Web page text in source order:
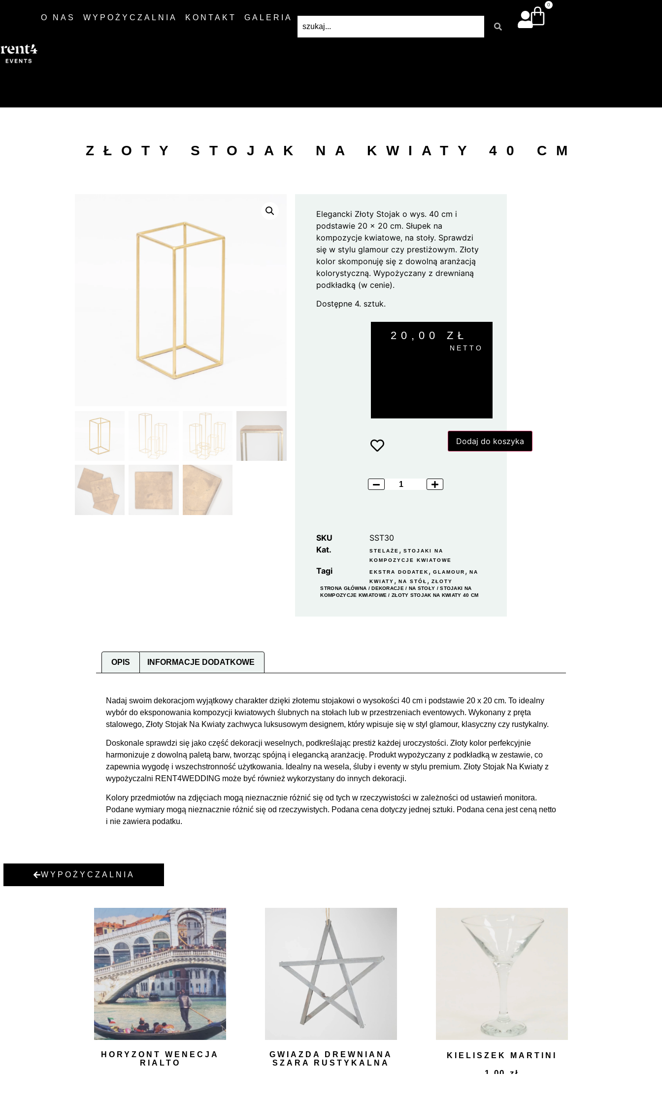
O NAS WYPOŻYCZALNIA KONTAKT GALERIA
0
ZŁOTY STOJAK NA KWIATY 40 CM
Elegancki Złoty Stojak o wys. 40 cm i
podstawie 20 x 20 cm. Słupek na
kompozycje kwiatowe, na stoły. Sprawdzi
się w stylu glamour czy prestiżowym. Złoty
kolor skomponuję się z dowolną aranżacją
kolorystyczną. Wypożyczany z drewnianą
podkładką (w cenie).
Dostępne 4. sztuk.
20,00 ZŁ
NETTO
Dodaj do koszyka
SKU
SST30
Kat.
STELAŻE , STOJAKI NA
KOMPOZYCJE KWIATOWE
Tagi EKSTRA DODATEK , GLAMOUR ,
NA
KWIATY , NA STÓŁ , ZŁOTY
STRONA GŁÓWNA / DEKORACJE / NA STOŁY /STOJAKI NA
KOMPOZYCJE KWIATOWE / ZŁOTY STOJAK NA KWIATY 40 CM
OPIS INFORMACJE DODATKOWE
Nadaj swoim dekoracjom wyjątkowy charakter dzięki złotemu stojakowi o wysokości 40 cm i podstawie 20 x 20 cm. To idealny
wybór do eksponowania kompozycji kwiatowych ślubnych na stołach lub w przestrzeniach eventowych. Wykonany z pręta
stalowego, Złoty Stojak Na Kwiaty zachwyca luksusowym designem, który wpisuje się w styl glamour, klasyczny czy rustykalny.
Doskonale sprawdzi się jako część dekoracji weselnych, podkreślając prestiż każdej uroczystości. Złoty kolor perfekcyjnie
harmonizuje z dowolną paletą barw, tworząc spójną i elegancką aranżację. Produkt wypożyczany z podkładką w zestawie, co
zapewnia wygodę i wszechstronność użytkowania. Idealny na wesela, śluby i eventy w stylu premium. Złoty Stojak Na Kwiaty z
wypożyczalni RENT4WEDDING może być również wykorzystany do innych dekoracji.
Kolory przedmiotów na zdjęciach mogą nieznacznie różnić się od tych w rzeczywistości w zależności od ustawień monitora.
Podane wymiary mogą nieznacznie różnić się od rzeczywistych. Podana cena dotyczy jednej sztuki. Podana cena jest ceną netto
i nie zawiera podatku.
WYPOŻYCZALNIA
HORYZONT WENECJA
RIALTO
GWIAZDA DREWNIANA
SZARA RUSTYKALNA
KIELISZEK MARTINI
1,00 zł